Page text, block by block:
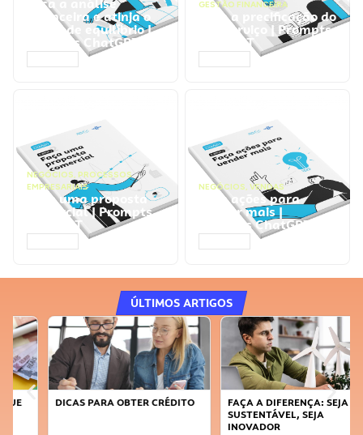
Faça a análise
financeira e atinja o
ponto de equilíbrio |
Prompts ChatGPT
GESTÃO FINANCEIRA
Faça a precificação do
seu serviço | Prompts
ChatGPT
NEGÓCIOS, PROCESSOS
EMPRESARIAIS
Faça uma proposta
comercial | Prompts
ChatGPT
NEGÓCIOS, VENDAS
Faça ações para
vender mais |
Prompts ChatGPT
ÚLTIMOS ARTIGOS
DICAS PARA OBTER CRÉDITO
FAÇA A DIFERENÇA: SEJA
SUSTENTÁVEL, SEJA
INOVADOR